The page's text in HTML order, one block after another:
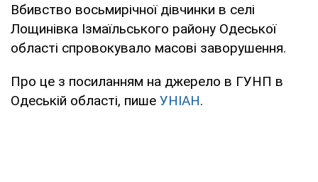
Вбивство восьмирічної дівчинки в селі
Лощинівка Ізмаїльського району Одеської
області спровокувало масові заворушення.
Про це з посиланням на джерело в ГУНП в
Одеській області, пише УНІАН.